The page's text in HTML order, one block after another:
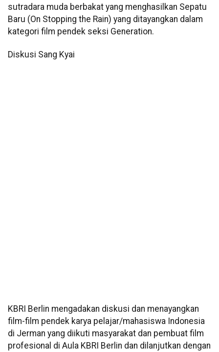
sutradara muda berbakat yang menghasilkan Sepatu
Baru (On Stopping the Rain) yang ditayangkan dalam
kategori film pendek seksi Generation.
Diskusi Sang Kyai
KBRI Berlin mengadakan diskusi dan menayangkan
film-film pendek karya pelajar/mahasiswa Indonesia
di Jerman yang diikuti masyarakat dan pembuat film
profesional di Aula KBRI Berlin dan dilanjutkan dengan